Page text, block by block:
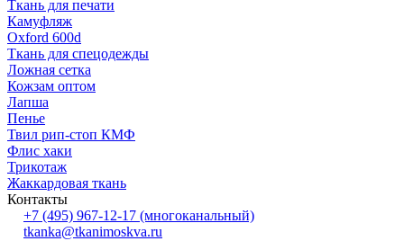
Ткань для печати
Камуфляж
Oxford 600d
Ткань для спецодежды
Ложная сетка
Кожзам оптом
Лапша
Пенье
Твил рип-стоп КМФ
Флис хаки
Трикотаж
Жаккардовая ткань
Контакты
+7 (495) 967-12-17 (многоканальный)
tkanka@tkanimoskva.ru